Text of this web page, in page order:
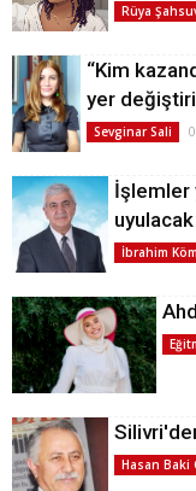
Rüya
“Kim
yer
Sevginar Sali
İşlemler
İbrahim
Hasan Baki